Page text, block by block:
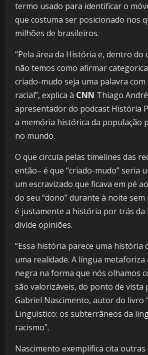
termo usado para identificar o
que costuma ser posicionado nos
milhões de brasileiros.
“Pela área da História e, dentro do
não temos como afirmar
criado-mudo seja uma palavra com
racial”, explica à CNN Thiago
apresentador do podcast História
a memória histórica da população
no mundo.
O que circula pelas timelines das
então– é que “criado-mudo” seria
um escravizado que ficava em pé
do seu “dono” durante à noite
é justamente a história por trás da
divide opiniões.
“Essa história parece uma história
uma realidade. A língua metaforiza
negra na forma que nós olhamos
são valorizáveis, do ponto de vista
Gabriel Nascimento, autor do livro
Linguistico: os subterrâneos da
racismo”.
Nascimento exemplifica cita outras